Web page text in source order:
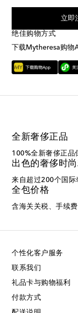
立即
绝佳购物方式
下载Mytheresa购物
全新奢侈正品
100%全新奢侈正品
出色的奢侈时
来自超过200个国
全包价格
含海关关税、手续
个性化客户服务
联系我们
礼品卡与购物福利
付款方式